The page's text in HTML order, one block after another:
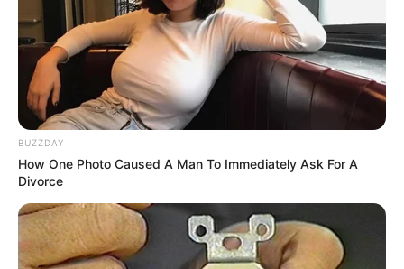
BUZZDAY
How One Photo Caused A Man To Immediately Ask For A
Divorce